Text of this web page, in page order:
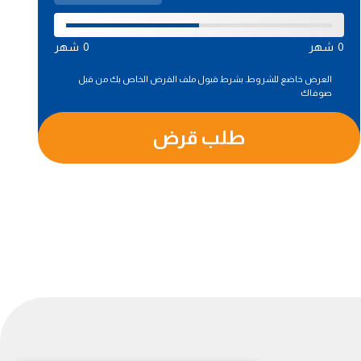
0 شهر 0 شهر
العرض خاضع للشروط. بشرط قبول ملف القرض الخاص بك من قبل
صوفاك
طلب قرض